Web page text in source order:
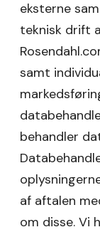
eksterne
teknisk drift
samt
behandler
af aftalen
om disse. Vi